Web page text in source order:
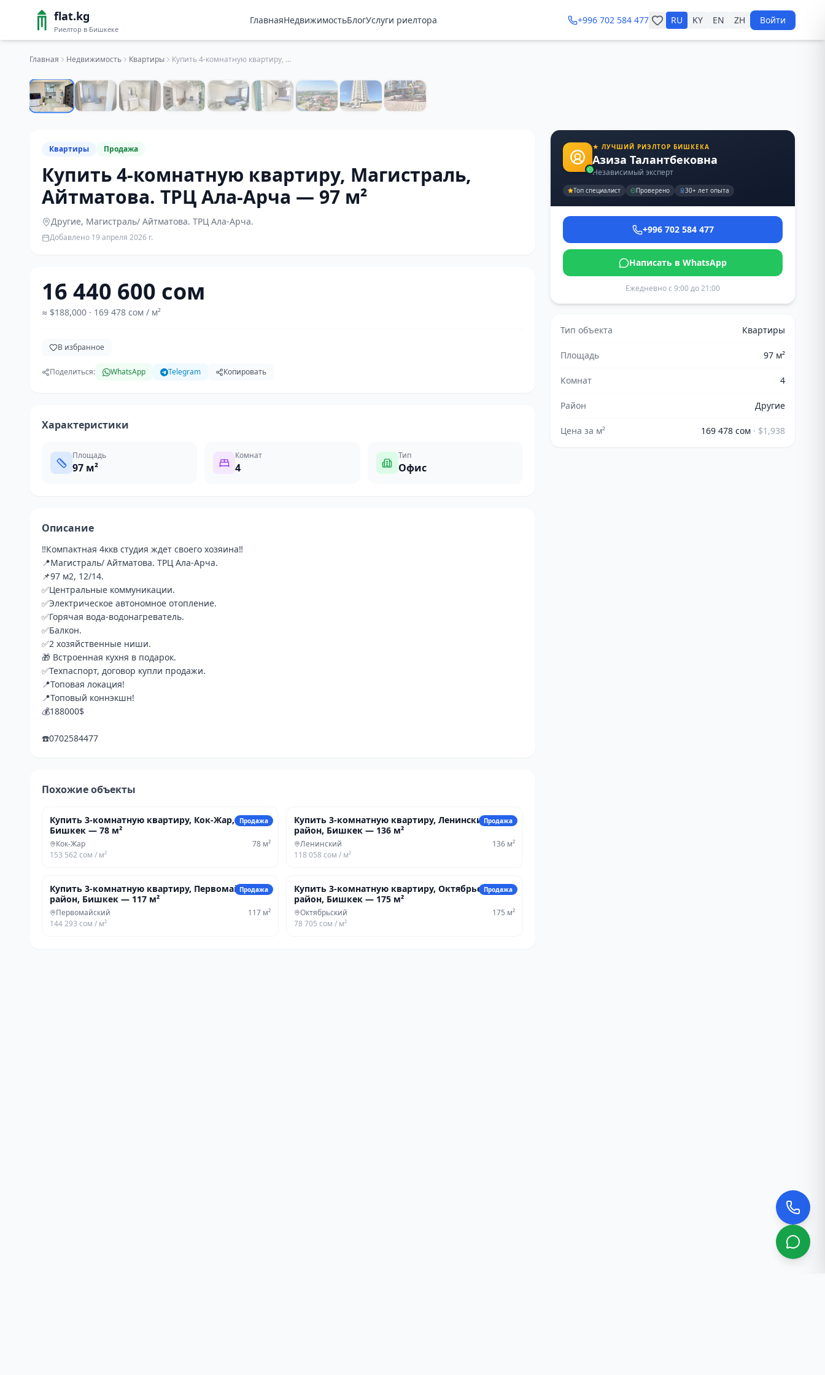
flat.kg
Риелтор в Бишкеке
ГлавнаяНедвижимостьБлогУслуги риелтора +996 702 584 477 RU KY EN ZH Войти
Главная Недвижимость Квартиры Купить 4-комнатную квартиру, Магистраль, Айтматова. ТРЦ Ала-Арча — 97 м²
Квартиры Продажа
Купить 4-комнатную квартиру, Магистраль,
Айтматова. ТРЦ Ала-Арча — 97 м²
Другие, Магистраль/ Айтматова. ТРЦ Ала-Арча.
Добавлено 19 апреля 2026 г.
16 440 600 сом
≈ $188,000 · 169 478 сом / м²
В избранное
Поделиться: WhatsApp Telegram Копировать
Характеристики
Площадь
97 м²
Комнат
4
Тип
Офис
Описание
‼️Компактная 4ккв студия ждет своего хозяина‼️
📍Магистраль/ Айтматова. ТРЦ Ала-Арча.
📌97 м2, 12/14.
✅Центральные коммуникации.
✅Электрическое автономное отопление.
✅Горячая вода-водонагреватель.
✅Балкон.
✅2 хозяйственные ниши.
🎁 Встроенная кухня в подарок.
✅Техпаспорт, договор купли продажи.
📍Топовая локация!
📍Топовый коннэкшн!
💰188000$
☎️0702584477
Похожие объекты
11 980 650 сом
Продажа
Купить 3-комнатную квартиру, Кок-Жар,
Бишкек — 78 м²
Кок-Жар 78 м²
153 562 сом / м²
Продажа
Купить 3-комнатную квартиру, Ленинский
район, Бишкек — 136 м²
Ленинский 136 м²
118 058 сом / м²
16 877 850 сом
Продажа
Купить 3-комнатную квартиру, Первомайский
район, Бишкек — 117 м²
Первомайский 117 м²
144 293 сом / м²
13 773 375 сом
Продажа
Купить 3-комнатную квартиру, Октябрьский
район, Бишкек — 175 м²
Октябрьский 175 м²
78 705 сом / м²
★ ЛУЧШИЙ РИЭЛТОР БИШКЕКА
Азиза Талантбековна
Независимый эксперт
Топ специалист Проверено 30+ лет опыта
+996 702 584 477
Написать в WhatsApp
Ежедневно с 9:00 до 21:00
Тип объекта Квартиры
Площадь 97 м²
Комнат 4
Район Другие
Цена за м² 169 478 сом · $1,938